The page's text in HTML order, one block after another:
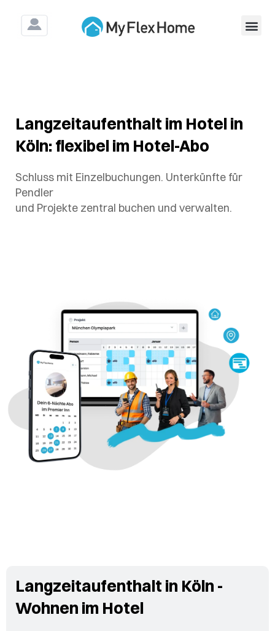
Langzeitaufenthalt im Hotel in
Köln: flexibel im Hotel-Abo
Schluss mit Einzelbuchungen. Unterkünfte für
Pendler
und Projekte zentral buchen und verwalten.
Langzeitaufenthalt in Köln -
Wohnen im Hotel